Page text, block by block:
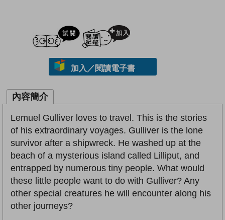
試閲
加入／閱讀電子書
內容簡介
Lemuel Gulliver loves to travel. This is the stories
of his extraordinary voyages. Gulliver is the lone
survivor after a shipwreck. He washed up at the
beach of a mysterious island called Lilliput, and
entrapped by numerous tiny people. What would
these little people want to do with Gulliver? Any
other special creatures he will encounter along his
other journeys?